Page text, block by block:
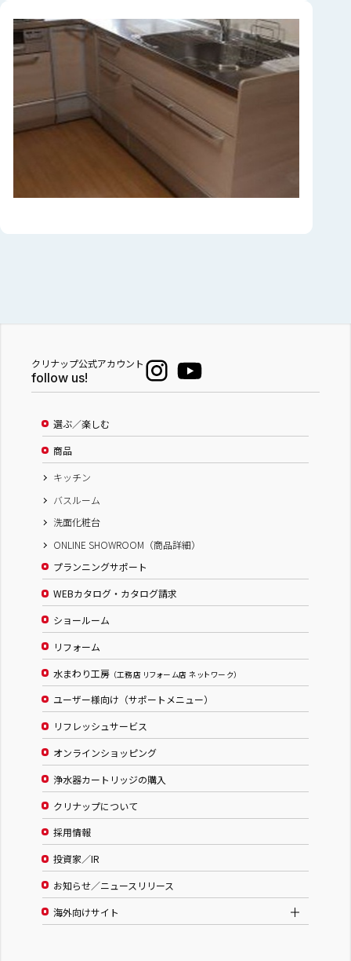
クリナップ公式アカウント
follow us!
選ぶ／楽しむ
商品
キッチン
バスルーム
洗面化粧台
ONLINE SHOWROOM（商品詳細）
プランニングサポート
WEBカタログ・カタログ請求
ショールーム
リフォーム
水まわり工房 （工務店 リフォーム店 ネットワーク）
ユーザー様向け（サポートメニュー）
リフレッシュサービス
オンラインショッピング
浄水器カートリッジの購入
クリナップについて
採用情報
投資家／IR
お知らせ／ニュースリリース
海外向けサイト